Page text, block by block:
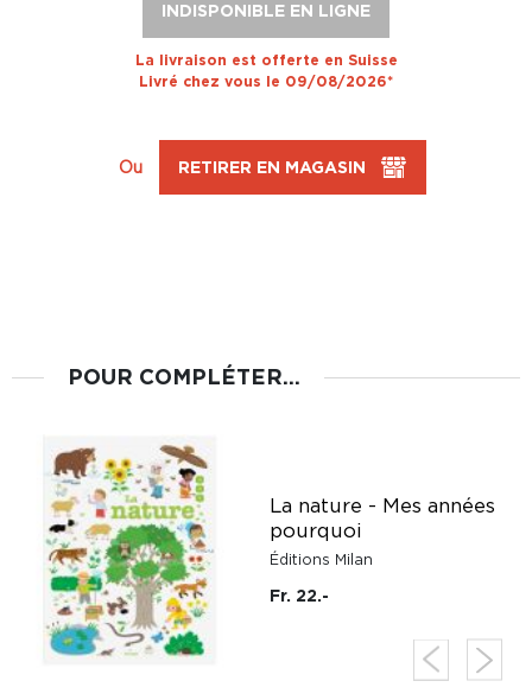
INDISPONIBLE EN LIGNE
La livraison est offerte en Suisse
Livré chez vous le 09/08/2026*
Ou RETIRER EN MAGASIN
POUR COMPLÉTER...
La nature - Mes années
pourquoi
Éditions Milan
Fr. 22.-